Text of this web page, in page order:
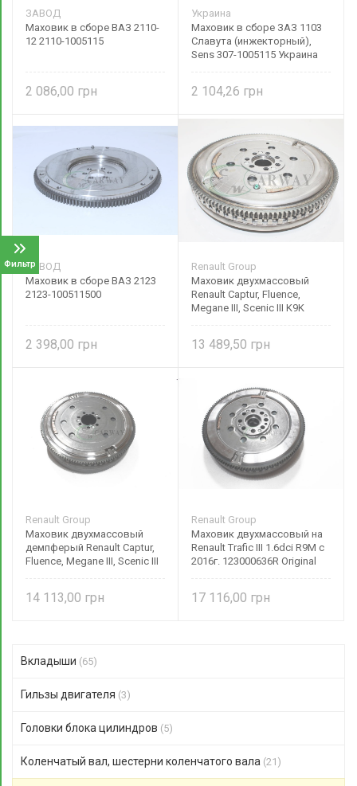
Фильтр
ЗАВОД
Маховик в сборе ВАЗ 2110-
12 2110-1005115
2 086,00
Украина
Маховик в сборе ЗАЗ 1103
Славута (инжекторный),
Sens 307-1005115 Украина
2 104,26
ЗАВОД
Маховик в сборе ВАЗ 2123
2123-100511500
2 398,00
Renault Group
Маховик двухмассовый
Renault Captur, Fluence,
Megane III, Scenic III K9K
13 489,50
Renault Group
Маховик двухмассовый
демпферый Renault Captur,
Fluence, Megane III, Scenic III
14 113,00
Renault Group
Маховик двухмассовый на
Renault Trafic III 1.6dci R9M c
2016г. 123000636R Original
17 116,00
Вкладыши (65)
Гильзы двигателя (3)
Головки блока цилиндров (5)
Коленчатый вал, шестерни коленчатого вала (21)